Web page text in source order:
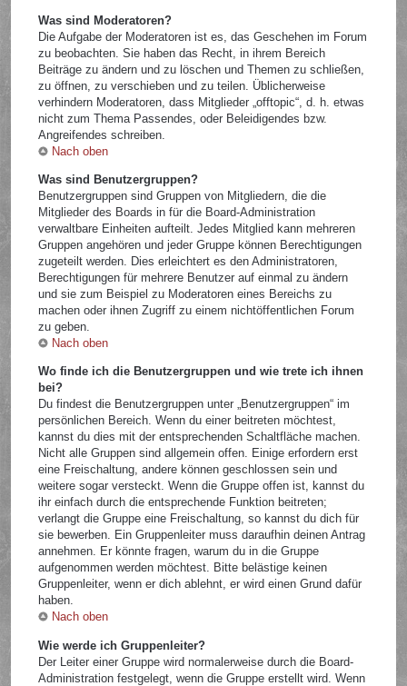
Was sind Moderatoren?
Die Aufgabe der Moderatoren ist es, das Geschehen im Forum
zu beobachten. Sie haben das Recht, in ihrem Bereich
Beiträge zu ändern und zu löschen und Themen zu schließen,
zu öffnen, zu verschieben und zu teilen. Üblicherweise
verhindern Moderatoren, dass Mitglieder „offtopic“, d. h. etwas
nicht zum Thema Passendes, oder Beleidigendes bzw.
Angreifendes schreiben.
Nach oben
Was sind Benutzergruppen?
Benutzergruppen sind Gruppen von Mitgliedern, die die
Mitglieder des Boards in für die Board-Administration
verwaltbare Einheiten aufteilt. Jedes Mitglied kann mehreren
Gruppen angehören und jeder Gruppe können Berechtigungen
zugeteilt werden. Dies erleichtert es den Administratoren,
Berechtigungen für mehrere Benutzer auf einmal zu ändern
und sie zum Beispiel zu Moderatoren eines Bereichs zu
machen oder ihnen Zugriff zu einem nichtöffentlichen Forum
zu geben.
Nach oben
Wo finde ich die Benutzergruppen und wie trete ich ihnen
bei?
Du findest die Benutzergruppen unter „Benutzergruppen“ im
persönlichen Bereich. Wenn du einer beitreten möchtest,
kannst du dies mit der entsprechenden Schaltfläche machen.
Nicht alle Gruppen sind allgemein offen. Einige erfordern erst
eine Freischaltung, andere können geschlossen sein und
weitere sogar versteckt. Wenn die Gruppe offen ist, kannst du
ihr einfach durch die entsprechende Funktion beitreten;
verlangt die Gruppe eine Freischaltung, so kannst du dich für
sie bewerben. Ein Gruppenleiter muss daraufhin deinen Antrag
annehmen. Er könnte fragen, warum du in die Gruppe
aufgenommen werden möchtest. Bitte belästige keinen
Gruppenleiter, wenn er dich ablehnt, er wird einen Grund dafür
haben.
Nach oben
Wie werde ich Gruppenleiter?
Der Leiter einer Gruppe wird normalerweise durch die Board-
Administration festgelegt, wenn die Gruppe erstellt wird. Wenn